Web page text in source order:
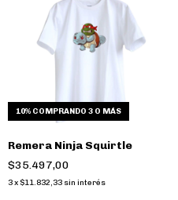
10% COMPRANDO 3 O MÁS
Remera Ninja Squirtle
$35.497,00
3 x $11.832,33 sin interés